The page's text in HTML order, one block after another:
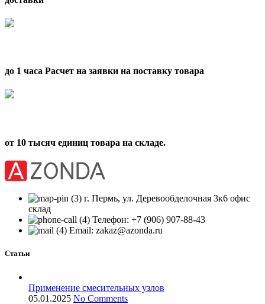
до 1 часа Расчет на заявки на поставку товара
от 10 тысяч единиц товара на складе.
г. Пермь, ул. Деревообделочная 3к6 офис
склад
Телефон: +7 (906) 907-88-43
Email: zakaz@azonda.ru
Статьи
Применение смесительных узлов
05.01.2025 No Comments